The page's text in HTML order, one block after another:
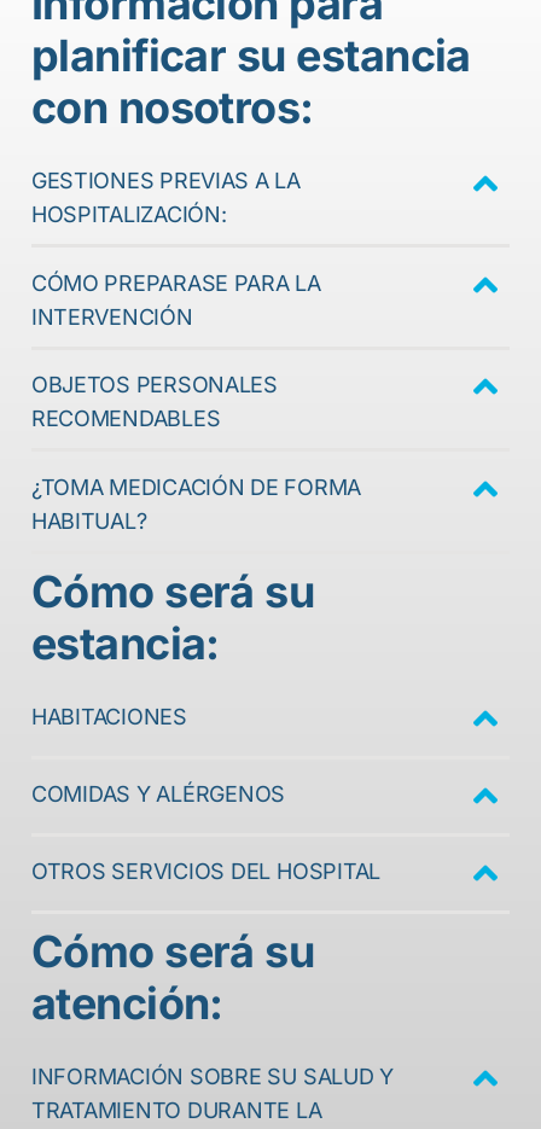
planificar su estancia
con nosotros:
GESTIONES PREVIAS A LA
HOSPITALIZACIÓN:
CÓMO PREPARASE PARA LA
INTERVENCIÓN
OBJETOS PERSONALES
RECOMENDABLES
¿TOMA MEDICACIÓN DE FORMA
HABITUAL?
Cómo será su
estancia:
HABITACIONES
COMIDAS Y ALÉRGENOS
OTROS SERVICIOS DEL HOSPITAL
Cómo será su
atención:
INFORMACIÓN SOBRE SU SALUD Y
TRATAMIENTO DURANTE LA